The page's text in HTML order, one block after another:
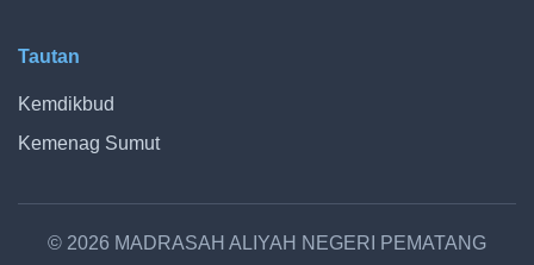
Tautan
Kemdikbud
Kemenag Sumut
© 2026 MADRASAH ALIYAH NEGERI PEMATANG